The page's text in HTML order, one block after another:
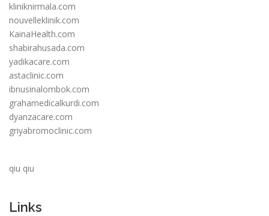
kliniknirmala.com
nouvelleklinik.com
KainaHealth.com
shabirahusada.com
yadikacare.com
astaclinic.com
ibnusinalombok.com
grahamedicalkurdi.com
dyanzacare.com
griyabromoclinic.com
qiu qiu
Links